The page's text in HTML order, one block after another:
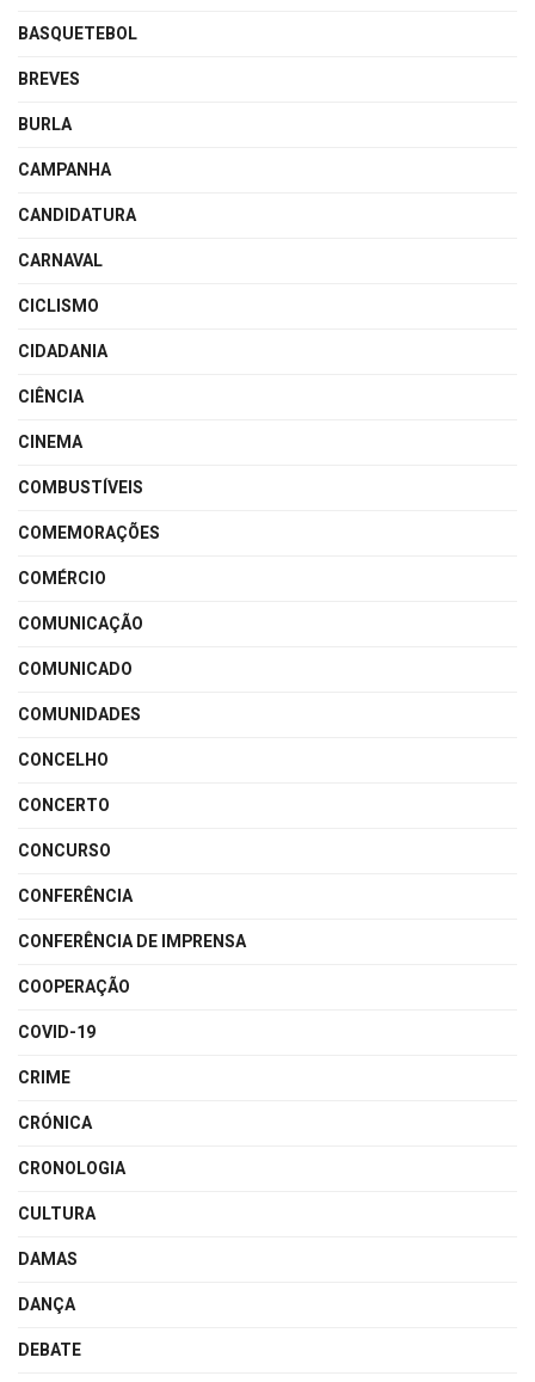
BASQUETEBOL
BREVES
BURLA
CAMPANHA
CANDIDATURA
CARNAVAL
CICLISMO
CIDADANIA
CIÊNCIA
CINEMA
COMBUSTÍVEIS
COMEMORAÇÕES
COMÉRCIO
COMUNICAÇÃO
COMUNICADO
COMUNIDADES
CONCELHO
CONCERTO
CONCURSO
CONFERÊNCIA
CONFERÊNCIA DE IMPRENSA
COOPERAÇÃO
COVID-19
CRIME
CRÓNICA
CRONOLOGIA
CULTURA
DAMAS
DANÇA
DEBATE